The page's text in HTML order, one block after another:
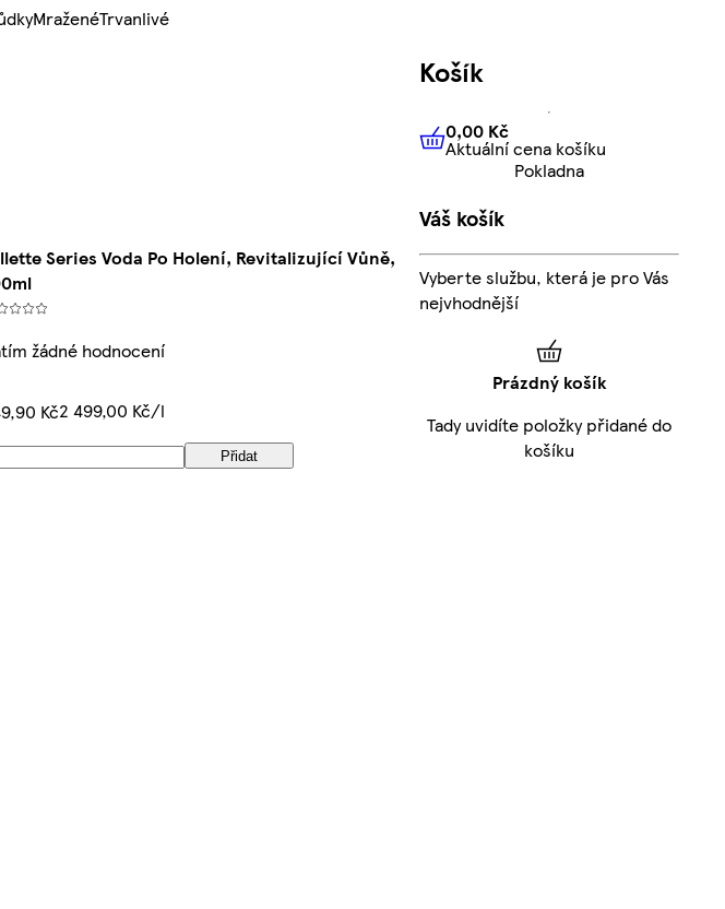
MraženéTrvanlivé
Series Voda Po Holení, Revitalizující Vůně,
žádné hodnocení
Kč2 499,00 Kč/l
Přidat
Košík
0,00 KčAktuální cena košíku
0,00 Kč
Aktuální cena košíku
Pokladna
Váš košík
Vyberte službu, která je pro Vás
nejvhodnější
Prázdný košík
Tady uvidíte položky přidané do
košíku